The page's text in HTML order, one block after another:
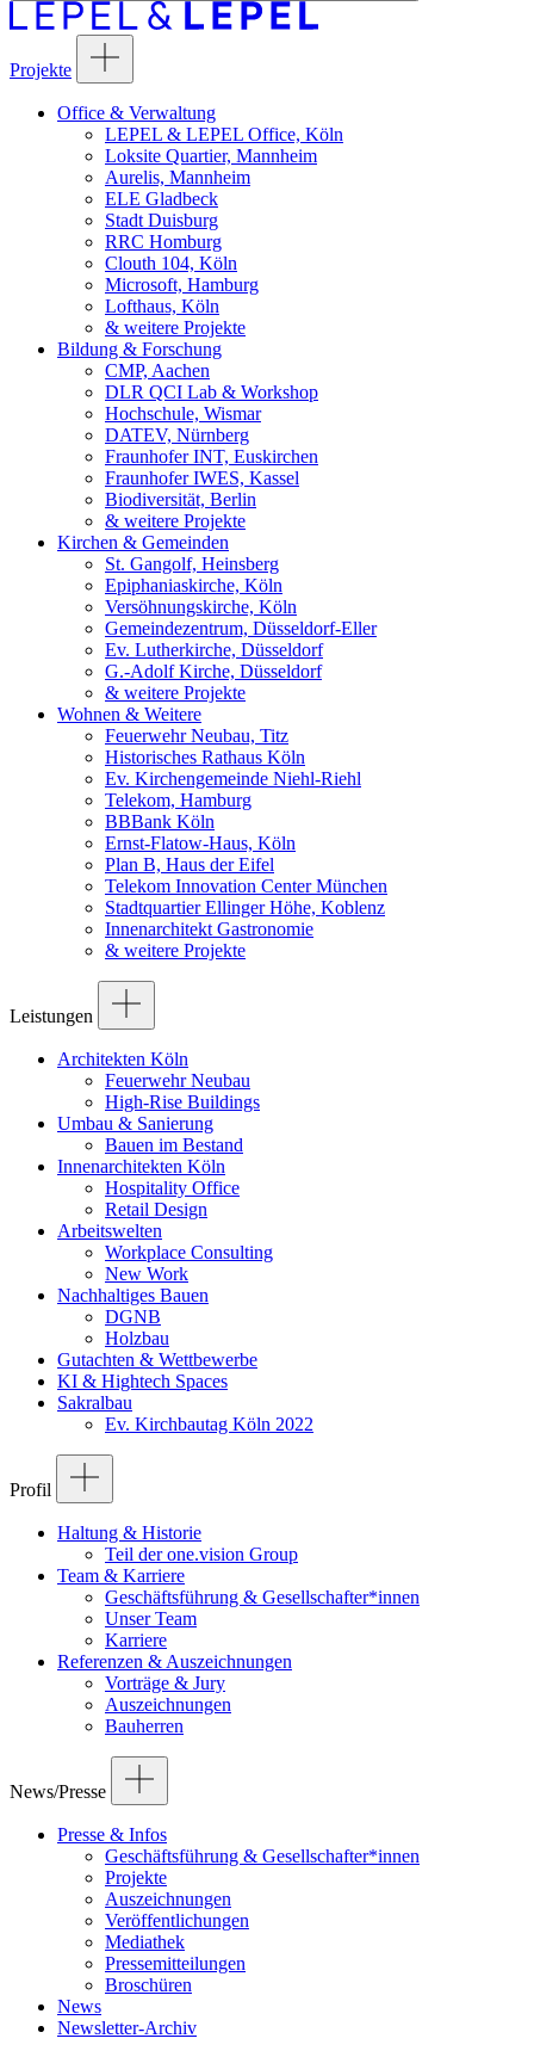
Projekte
Office & Verwaltung
LEPEL & LEPEL Office, Köln
Loksite Quartier, Mannheim
Aurelis, Mannheim
ELE Gladbeck
Stadt Duisburg
RRC Homburg
Clouth 104, Köln
Microsoft, Hamburg
Lofthaus, Köln
& weitere Projekte
Bildung & Forschung
CMP, Aachen
DLR QCI Lab & Workshop
Hochschule, Wismar
DATEV, Nürnberg
Fraunhofer INT, Euskirchen
Fraunhofer IWES, Kassel
Biodiversität, Berlin
& weitere Projekte
Kirchen & Gemeinden
St. Gangolf, Heinsberg
Epiphaniaskirche, Köln
Versöhnungskirche, Köln
Gemeindezentrum, Düsseldorf-Eller
Ev. Lutherkirche, Düsseldorf
G.-Adolf Kirche, Düsseldorf
& weitere Projekte
Wohnen & Weitere
Feuerwehr Neubau, Titz
Historisches Rathaus Köln
Ev. Kirchengemeinde Niehl-Riehl
Telekom, Hamburg
BBBank Köln
Ernst-Flatow-Haus, Köln
Plan B, Haus der Eifel
Telekom Innovation Center München
Stadtquartier Ellinger Höhe, Koblenz
Innenarchitekt Gastronomie
& weitere Projekte
Leistungen
Architekten Köln
Feuerwehr Neubau
High-Rise Buildings
Umbau & Sanierung
Bauen im Bestand
Innenarchitekten Köln
Hospitality Office
Retail Design
Arbeitswelten
Workplace Consulting
New Work
Nachhaltiges Bauen
DGNB
Holzbau
Gutachten & Wettbewerbe
KI & Hightech Spaces
Sakralbau
Ev. Kirchbautag Köln 2022
Profil
Haltung & Historie
Teil der one.vision Group
Team & Karriere
Geschäftsführung & Gesellschafter*innen
Unser Team
Karriere
Referenzen & Auszeichnungen
Vorträge & Jury
Auszeichnungen
Bauherren
News/Presse
Presse & Infos
Geschäftsführung & Gesellschafter*innen
Projekte
Auszeichnungen
Veröffentlichungen
Mediathek
Pressemitteilungen
Broschüren
News
Newsletter-Archiv